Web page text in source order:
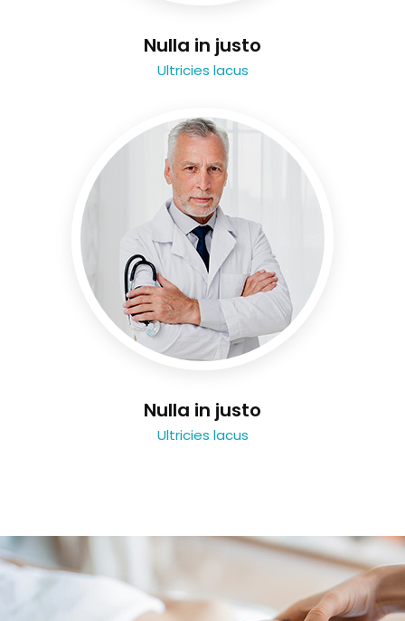
Nulla in justo
Ultricies lacus
Nulla in justo
Ultricies lacus